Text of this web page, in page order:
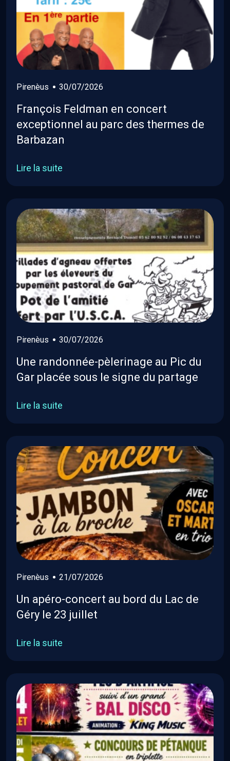
Pirenèus 30/07/2026
François Feldman en concert
exceptionnel au parc des thermes de
Barbazan
Lire la suite
Pirenèus 30/07/2026
Une randonnée-pèlerinage au Pic du
Gar placée sous le signe du partage
Lire la suite
Pirenèus 21/07/2026
Un apéro-concert au bord du Lac de
Géry le 23 juillet
Lire la suite